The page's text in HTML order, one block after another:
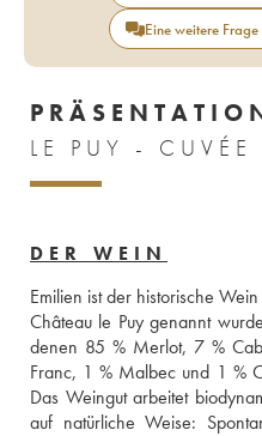
Eine weitere Frage
DER WEIN
Emilien ist der historische
Château le Puy genannt
denen 85 % Merlot, 7 %
Franc, 1 % Malbec und 1 %
Das Weingut arbeitet
auf natürliche Weise: